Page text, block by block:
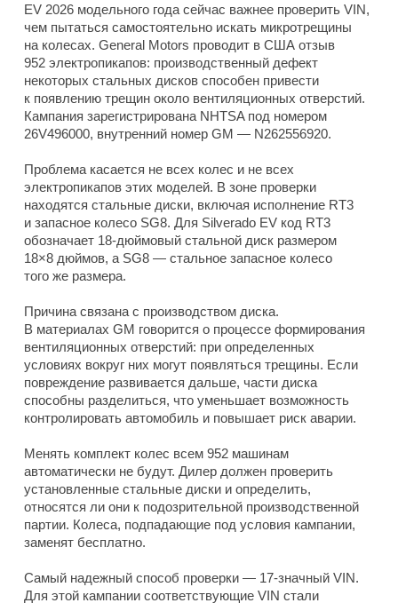
EV 2026 модельного года сейчас важнее проверить VIN,
чем пытаться самостоятельно искать микротрещины
на колесах. General Motors проводит в США отзыв
952 электропикапов: производственный дефект
некоторых стальных дисков способен привести
к появлению трещин около вентиляционных отверстий.
Кампания зарегистрирована NHTSA под номером
26V496000, внутренний номер GM — N262556920.
Проблема касается не всех колес и не всех
электропикапов этих моделей. В зоне проверки
находятся стальные диски, включая исполнение RT3
и запасное колесо SG8. Для Silverado EV код RT3
обозначает 18-дюймовый стальной диск размером
18×8 дюймов, а SG8 — стальное запасное колесо
того же размера.
Причина связана с производством диска.
В материалах GM говорится о процессе формирования
вентиляционных отверстий: при определенных
условиях вокруг них могут появляться трещины. Если
повреждение развивается дальше, части диска
способны разделиться, что уменьшает возможность
контролировать автомобиль и повышает риск аварии.
Менять комплект колес всем 952 машинам
автоматически не будут. Дилер должен проверить
установленные стальные диски и определить,
относятся ли они к подозрительной производственной
партии. Колеса, подпадающие под условия кампании,
заменят бесплатно.
Самый надежный способ проверки — 17-значный VIN.
Для этой кампании соответствующие VIN стали